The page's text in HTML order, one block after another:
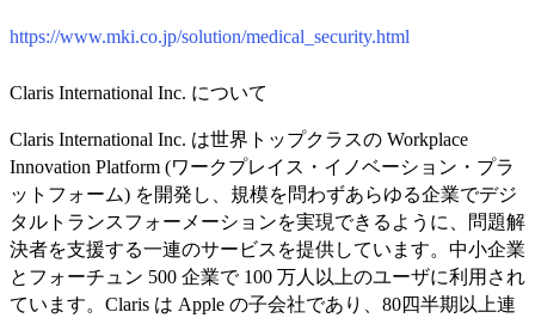
https://www.mki.co.jp/solution/medical_security.html
Claris International Inc. について
Claris International Inc. は世界トップクラスの Workplace
Innovation Platform (ワークプレイス・イノベーション・プラ
ットフォーム) を開発し、規模を問わずあらゆる企業でデジ
タルトランスフォーメーションを実現できるように、問題解
決者を支援する一連のサービスを提供しています。中小企業
とフォーチュン 500 企業で 100 万人以上のユーザに利用され
ています。Claris は Apple の子会社であり、80四半期以上連